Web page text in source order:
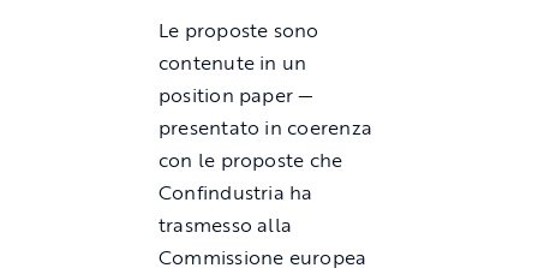
Le proposte sono
contenute in un
position paper —
presentato in coerenza
con le proposte che
Confindustria ha
trasmesso alla
Commissione europea